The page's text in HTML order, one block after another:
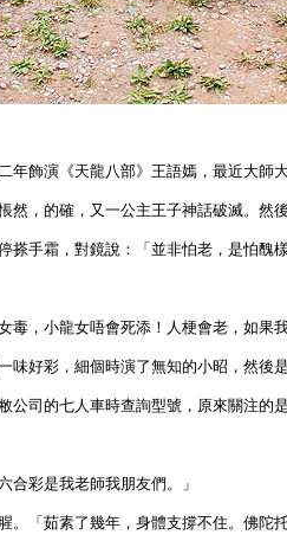
年飾演《天龍八部》王語嫣，最近大
然，的確，又一公主王子神話破滅。
搽手霜，對鏡說：「並非怕老，是怕醜
毒，小龍女唔會死添！人梗會老，如果
味好彩，細個時演了無知的小昭，然
公司的七人車時查詢型號，原來關注的
合彩是我老師我朋友們。」
。「茹素了幾年，身體支撐不住。佛